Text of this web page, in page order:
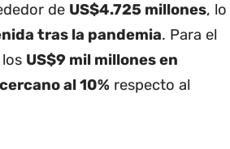
de US$4.725 millones, lo
tras la pandemia. Para el
US$9 mil millones en
al 10% respecto al